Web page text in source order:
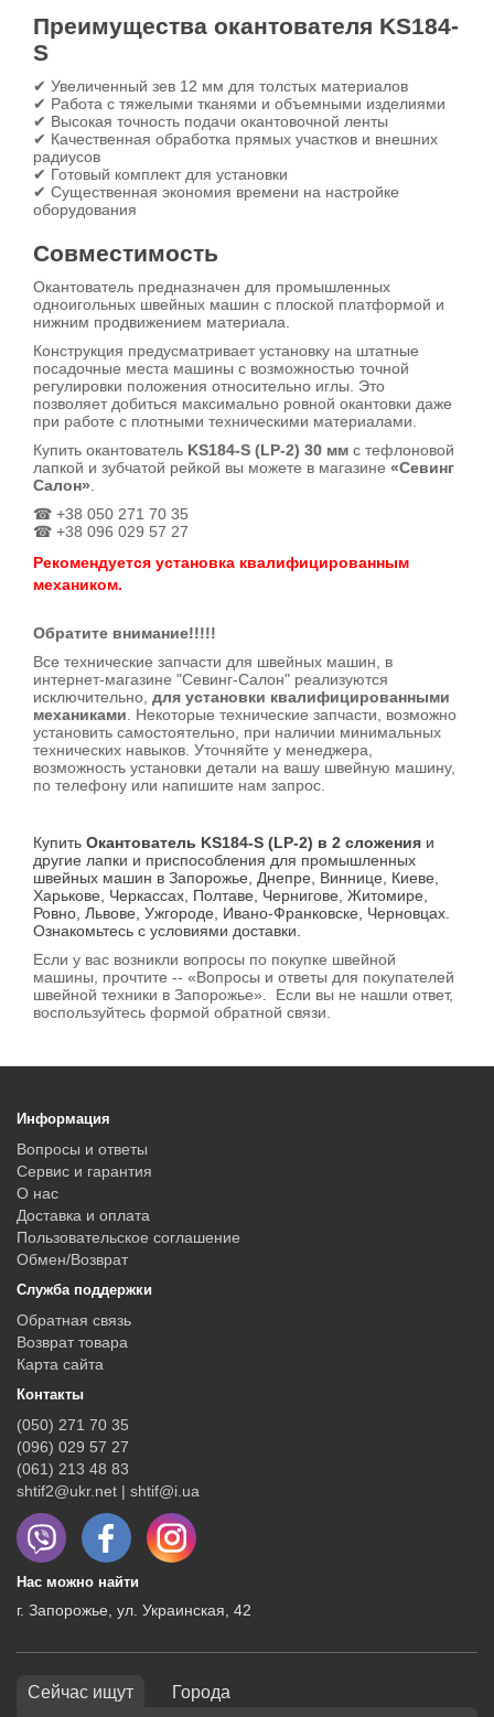
Преимущества окантователя KS184-
S
✔ Увеличенный зев 12 мм для толстых материалов
✔ Работа с тяжелыми тканями и объемными изделиями
✔ Высокая точность подачи окантовочной ленты
✔ Качественная обработка прямых участков и внешних
радиусов
✔ Готовый комплект для установки
✔ Существенная экономия времени на настройке
оборудования
Совместимость
Окантователь предназначен для промышленных
одноигольных швейных машин с плоской платформой и
нижним продвижением материала.
Конструкция предусматривает установку на штатные
посадочные места машины с возможностью точной
регулировки положения относительно иглы. Это
позволяет добиться максимально ровной окантовки даже
при работе с плотными техническими материалами.
Купить окантователь KS184-S (LP-2) 30 мм с тефлоновой
лапкой и зубчатой рейкой вы можете в магазине «Севинг
Салон»
☎ +38 050 271 70 35
☎ +38 096 029 57 27
Рекомендуется установка квалифицированным
механиком.
Обратите внимание!!!!!
Все технические запчасти для швейных машин, в
интернет-магазине "Севинг-Салон" реализуются
исключительно, для установки квалифицированными
механиками . Некоторые технические запчасти, возможно
установить самостоятельно, при наличии минимальных
технических навыков. Уточняйте у менеджера,
возможность установки детали на вашу швейную машину,
по телефону или напишите нам запрос.
Купить Окантователь KS184-S (LP-2) в 2 сложения и
другие лапки и приспособления для промышленных
швейных машин в Запорожье, Днепре, Виннице, Киеве,
Харькове, Черкассах, Полтаве, Чернигове, Житомире,
Ровно, Львове, Ужгороде, Ивано-Франковске, Черновцах.
Ознакомьтесь с условиями доставки.
Если у вас возникли вопросы по покупке швейной
машины, прочтите -- «Вопросы и ответы для покупателей
швейной техники в Запорожье». Если вы не нашли ответ,
воспользуйтесь формой обратной связи.
Информация
Вопросы и ответы
Сервис и гарантия
О нас
Доставка и оплата
Пользовательское соглашение
Обмен/Возврат
Служба поддержки
Обратная связь
Возврат товара
Карта сайта
Контакты
(050) 271 70 35
(096) 029 57 27
(061) 213 48 83
shtif2@ukr.net | shtif@i.ua
Нас можно найти
г. Запорожье, ул. Украинская, 42
Сейчас ищут Города